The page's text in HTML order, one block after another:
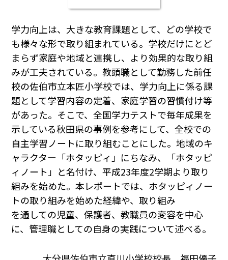
学力向上は、大きな教育課題として、どの学校で
も様々な形で取り組まれている。学校だけにとど
まらず家庭や地域と連携し、より効果的な取り組
みが工夫されている。教頭職として勤務した前任
校の佐伯市立本匠小学校では、学力向上に係る課
題として学習内容の定着、家庭学習の習慣付け等
があった。そこで、全国学力テストで毎年成果を
示している秋田県の事例を参考にして、全校での
自主学習ノートに取り組むことにした。地域のキ
ャラクター「ホタッピィ」にちなみ、「ホタッピ
ィノート」と名付け、平成23年度2学期より取り
組みを始めた。本レポートでは、ホタッピィノー
トの取り組みを始めた経緯や、取り組み
を通しての児童、保護者、教職員の変容を中心
に、管理職としての自身の実践について述べる。